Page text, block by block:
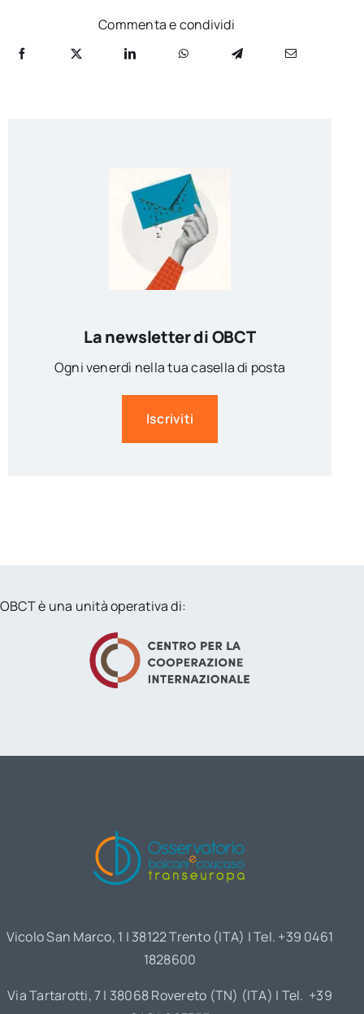
Commenta e condividi
La newsletter di OBCT
Ogni venerdì nella tua casella di posta
Iscriviti
OBCT è una unità operativa di:
Vicolo San Marco, 1 | 38122 Trento (ITA) | Tel. +39 0461
1828600
Via Tartarotti, 7 | 38068 Rovereto (TN) (ITA) | Tel. +39